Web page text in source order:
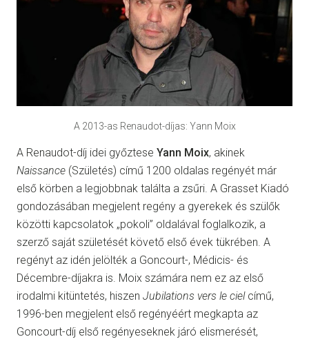
A 2013-as Renaudot-díjas: Yann Moix
A Renaudot-díj idei győztese Yann Moix, akinek
Naissance (Születés) című 1200 oldalas regényét már
első körben a legjobbnak találta a zsűri. A Grasset Kiadó
gondozásában megjelent regény a gyerekek és szülők
közötti kapcsolatok „pokoli” oldalával foglalkozik, a
szerző saját születését követő első évek tükrében. A
regényt az idén jelölték a Goncourt-, Médicis- és
Décembre-díjakra is. Moix számára nem ez az első
irodalmi kitüntetés, hiszen Jubilations vers le cielcímű,
1996-ben megjelent első regényéért megkapta az
Goncourt-díj első regényeseknek járó elismerését,